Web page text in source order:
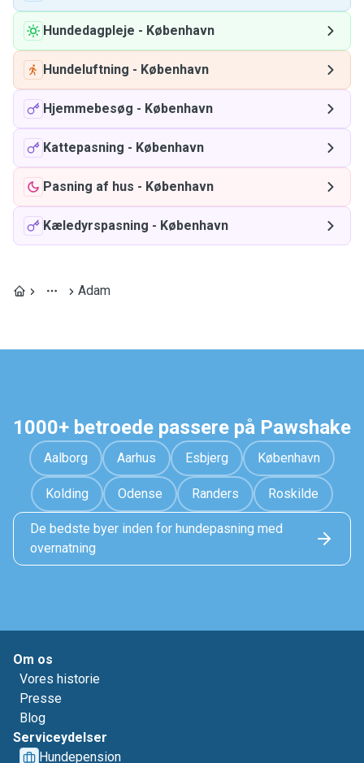
Hundedagpleje - København
Hundeluftning - København
Hjemmebesøg - København
Kattepasning - København
Pasning af hus - København
Kæledyrspasning - København
Adam
1000+ betroede passere på Pawshake
Aalborg Aarhus Esbjerg København
Kolding Odense Randers Roskilde
De bedste byer inden for hundepasning med
overnatning
Om os
Vores historie
Presse
Blog
Serviceydelser
Hundepension